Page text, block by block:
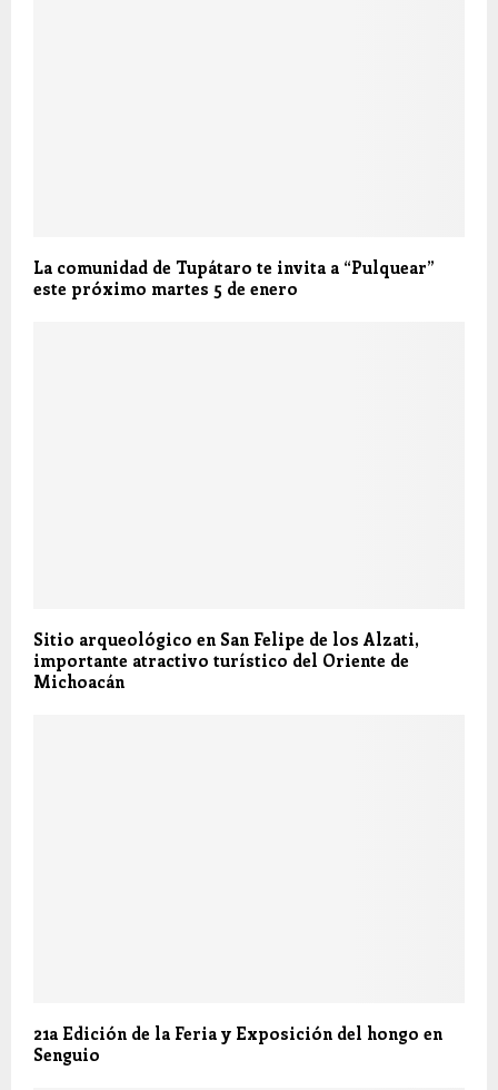
La comunidad de Tupátaro te invita a “Pulquear”
este próximo martes 5 de enero
Sitio arqueológico en San Felipe de los Alzati,
importante atractivo turístico del Oriente de
Michoacán
21a Edición de la Feria y Exposición del hongo en
Senguio